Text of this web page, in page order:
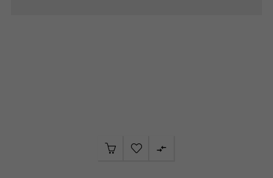
